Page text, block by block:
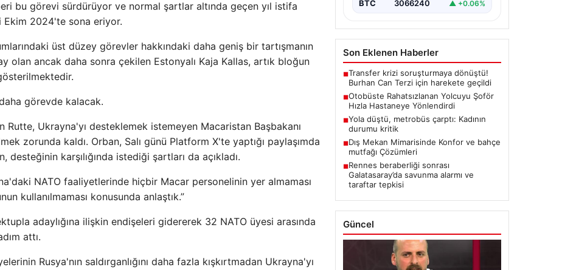
bu görevi sürdürüyor ve normal şartlar altında geçen yıl istifa
2024'te sona eriyor.
üst düzey görevler hakkındaki daha geniş bir tartışmanın
olan ancak daha sonra çekilen Estonyalı Kaja Kallas, artık bloğun
görevde kalacak.
Ukrayna'yı desteklemek istemeyen Macaristan Başbakanı
zorunda kaldı. Orban, Salı günü Platform X'te yaptığı paylaşımda
desteğinin karşılığında istediği şartları da açıkladı.
NATO faaliyetlerinde hiçbir Macar personelinin yer almaması
kullanılmaması konusunda anlaştık.”
adaylığına ilişkin endişeleri gidererek 32 NATO üyesi arasında
attı.
Rusya'nın saldırganlığını daha fazla kışkırtmadan Ukrayna'yı
BTC 3066240 ▲ +0.06%
Son Eklenen Haberler
■Transfer krizi soruşturmaya dönüştü!
Burhan Can Terzi için harekete geçildi
■Otobüste Rahatsızlanan Yolcuyu Şoför
Hızla Hastaneye Yönlendirdi
■Yola düştü, metrobüs çarptı: Kadının
durumu kritik
■Dış Mekan Mimarisinde Konfor ve bahçe
mutfağı Çözümleri
■Rennes beraberliği sonrası
Galatasaray’da savunma alarmı ve
taraftar tepkisi
Güncel